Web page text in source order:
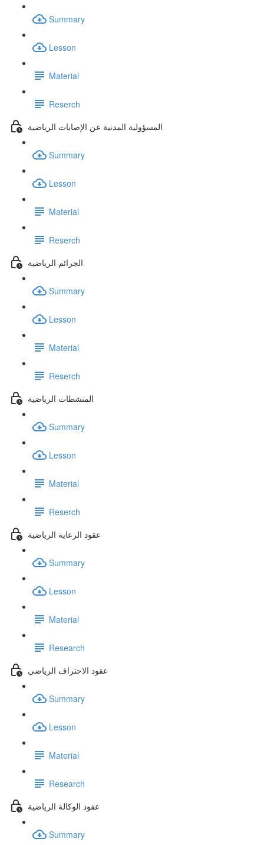
Summary
Lesson
Material
Reserch
المسؤولية المدنية عن الإصابات الرياضية
Summary
Lesson
Material
Reserch
الجرائم الرياضية
Summary
Lesson
Material
Reserch
المنشطات الرياضية
Summary
Lesson
Material
Reserch
عقود الرعاية الرياضية
Summary
Lesson
Material
Research
عقود الاحتراف الرياضي
Summary
Lesson
Material
Research
عقود الوكالة الرياضية
Summary